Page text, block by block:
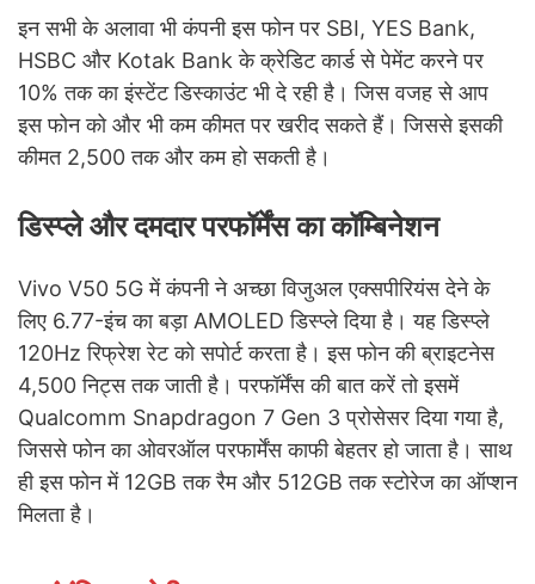
इन सभी के अलावा भी कंपनी इस फोन पर SBI, YES Bank,
HSBC और Kotak Bank के क्रेडिट कार्ड से पेमेंट करने पर
10% तक का इंस्टेंट डिस्काउंट भी दे रही है। जिस वजह से आप
इस फोन को और भी कम कीमत पर खरीद सकते हैं। जिससे इसकी
कीमत 2,500 तक और कम हो सकती है।
डिस्प्ले और दमदार परफॉर्मेंस का कॉम्बिनेशन
Vivo V50 5G में कंपनी ने अच्छा विजुअल एक्सपीरियंस देने के
लिए 6.77-इंच का बड़ा AMOLED डिस्प्ले दिया है। यह डिस्प्ले
120Hz रिफ्रेश रेट को सपोर्ट करता है। इस फोन की ब्राइटनेस
4,500 निट्स तक जाती है। परफॉर्मेंस की बात करें तो इसमें
Qualcomm Snapdragon 7 Gen 3 प्रोसेसर दिया गया है,
जिससे फोन का ओवरऑल परफार्मेंस काफी बेहतर हो जाता है। साथ
ही इस फोन में 12GB तक रैम और 512GB तक स्टोरेज का ऑप्शन
मिलता है।